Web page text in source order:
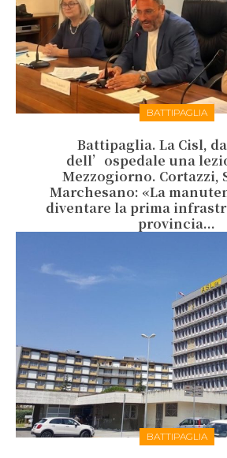
BATTIPAGLIA
Battipaglia. La Cisl,
dell’ospedale una
Mezzogiorno. Cortazzi,
Marchesano: «La
diventare la prima
provincia...
BATTIPAGLIA